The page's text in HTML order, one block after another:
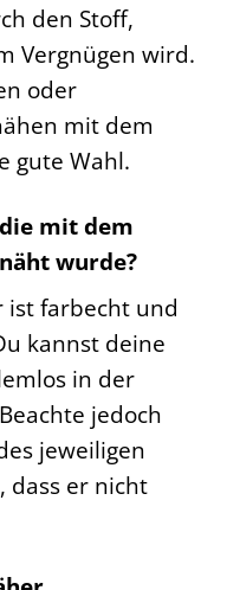
den Stoff,
Vergnügen wird.
oder
mit dem
gute Wahl.
mit dem
wurde?
ist farbecht und
kannst deine
in der
jedoch
jeweiligen
dass er nicht